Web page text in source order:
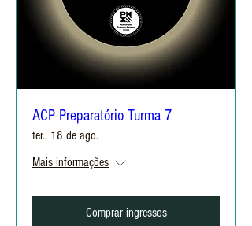
ACP Preparatório Turma 7
ter., 18 de ago.
Mais informações
Comprar ingressos